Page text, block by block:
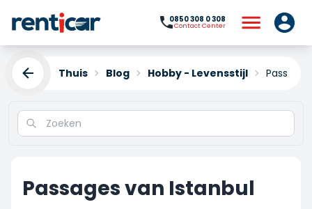
0850 308 0 308
Contact Center
Thuis Blog Hobby - Levensstijl
Passages van Istanbul